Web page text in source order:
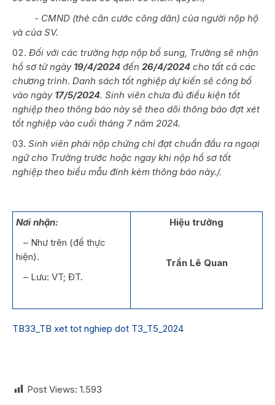
-­ CMND (thẻ căn cước công dân) của người nộp hộ
và của SV.
Đối với các trường hợp nộp bổ sung, Trường sẽ nhận
hồ sơ từ ngày 19/4/2024 đến 26/4/2024 cho tất cả các
chương trình. Danh sách tốt nghiệp dự kiến sẽ công bố
vào ngày 17/5/2024. Sinh viên chưa đủ điều kiện tốt
nghiệp theo thông báo này sẽ theo dõi thông báo đợt xét
tốt nghiệp vào cuối tháng 7 năm 2024.
Sinh viên phải nộp chứng chỉ đạt chuẩn đầu ra ngoại
ngữ cho Trường trước hoặc ngay khi nộp hồ sơ tốt
nghiệp theo biểu mẫu đính kèm thông báo này./.
Nơi nhận:
– Như trên (để thực
hiện).
– Lưu: VT; ĐT.
Hiệu trưởng
Trần Lê Quan
TB33_TB xet tot nghiep dot T3_T5_2024
Post Views: 1.593